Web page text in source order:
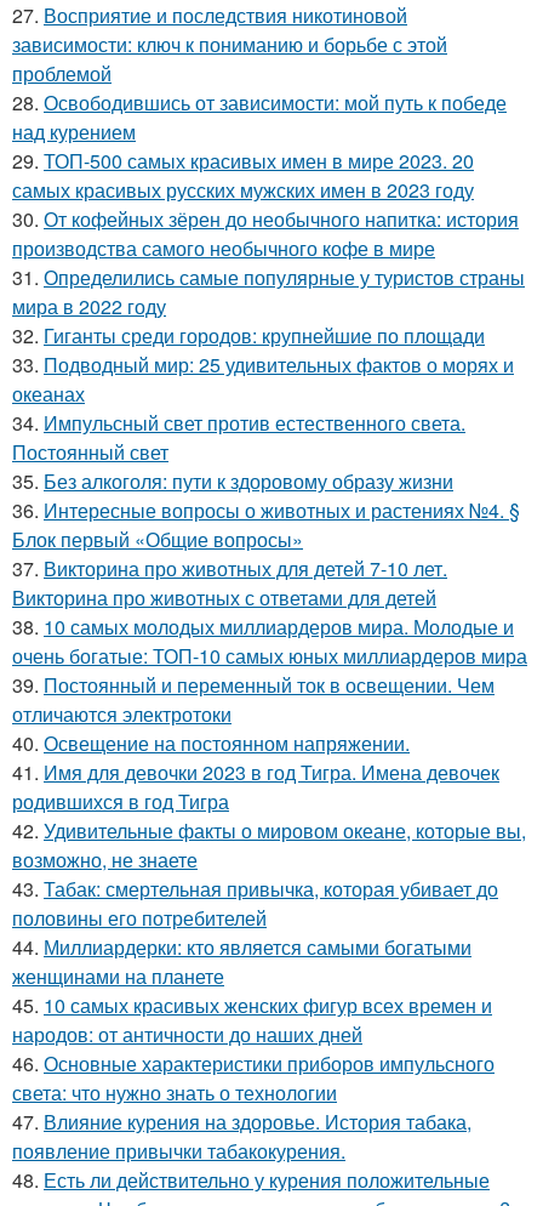
27. Восприятие и последствия никотиновой
зависимости: ключ к пониманию и борьбе с этой
проблемой
28. Освободившись от зависимости: мой путь к победе
над курением
29. ТОП-500 самых красивых имен в мире 2023. 20
самых красивых русских мужских имен в 2023 году
30. От кофейных зёрен до необычного напитка: история
производства самого необычного кофе в мире
31. Определились самые популярные у туристов страны
мира в 2022 году
32. Гиганты среди городов: крупнейшие по площади
33. Подводный мир: 25 удивительных фактов о морях и
океанах
34. Импульсный свет против естественного света.
Постоянный свет
35. Без алкоголя: пути к здоровому образу жизни
36. Интересные вопросы о животных и растениях №4. §
Блок первый «Общие вопросы»
37. Викторина про животных для детей 7-10 лет.
Викторина про животных с ответами для детей
38. 10 самых молодых миллиардеров мира. Молодые и
очень богатые: ТОП-10 самых юных миллиардеров мира
39. Постоянный и переменный ток в освещении. Чем
отличаются электротоки
40. Освещение на постоянном напряжении.
41. Имя для девочки 2023 в год Тигра. Имена девочек
родившихся в год Тигра
42. Удивительные факты о мировом океане, которые вы,
возможно, не знаете
43. Табак: смертельная привычка, которая убивает до
половины его потребителей
44. Миллиардерки: кто является самыми богатыми
женщинами на планете
45. 10 самых красивых женских фигур всех времен и
народов: от античности до наших дней
46. Основные характеристики приборов импульсного
света: что нужно знать о технологии
47. Влияние курения на здоровье. История табака,
появление привычки табакокурения.
48. Есть ли действительно у курения положительные